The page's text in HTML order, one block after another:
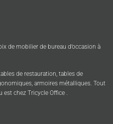
de mobilier de bureau d’occasion à
de restauration, tables de
armoires métalliques. Tout
chez Tricycle Office .